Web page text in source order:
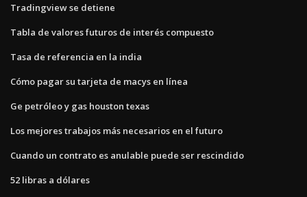
Tradingview se detiene
Tabla de valores futuros de interés compuesto
Tasa de referencia en la india
Cómo pagar su tarjeta de macys en línea
Ge petróleo y gas houston texas
Los mejores trabajos más necesarios en el futuro
Cuando un contrato es anulable puede ser rescindido
52 libras a dólares